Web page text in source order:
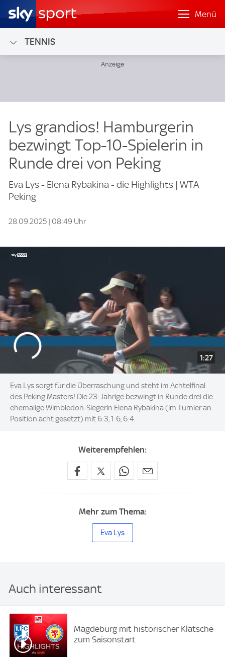
Menü
TENNIS
Lys grandios! Hamburgerin
bezwingt Top-10-Spielerin in
Runde drei von Peking
Eva Lys - Elena Rybakina - die Highlights | WTA
Peking
28.09.2025 | 08:49 Uhr
1:27
Eva Lys sorgt für die Überraschung und steht im Achtelfinal
des Peking Masters! Die 23-Jährige bezwingt in Runde drei die
ehemalige Wimbledon-Siegerin Elena Rybakina (im Turnier an
Position acht gesetzt) mit 6:3, 1:6, 6:4.
Weiterempfehlen:
Mehr zum Thema:
Eva Lys
Auch interessant
Magdeburg mit historischer Klatsche
zum Saisonstart